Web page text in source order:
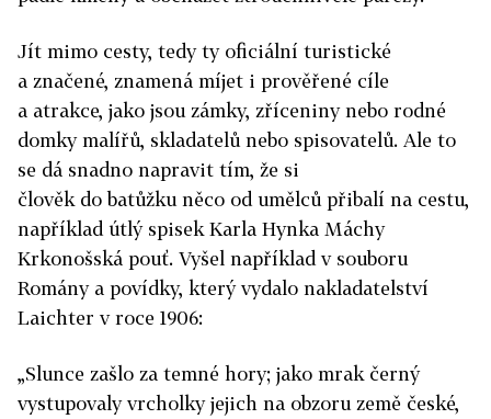
Jít mimo cesty, tedy ty oficiální turistické
a značené, znamená míjet i prověřené cíle
a atrakce, jako jsou zámky, zříceniny nebo rodné
domky malířů, skladatelů nebo spisovatelů. Ale to
se dá snadno napravit tím, že si
člověk do batůžku něco od umělců přibalí na cestu,
například útlý spisek Karla Hynka Máchy
Krkonošská pouť. Vyšel například v souboru
Romány a povídky, který vydalo nakladatelství
Laichter v roce 1906:
„Slunce zašlo za temné hory; jako mrak černý
vystupovaly vrcholky jejich na obzoru země české,